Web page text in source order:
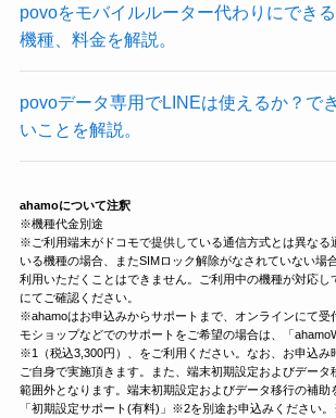
povoをモバイルルーター代わりにでき
機種、料金を解説。
povoデータ専用でLINEは使えるか？で
いことを解説。
ahamoについて注釈
※機種代金別途
※ご利用端末がドコモで提供している通信方式とは異なる
いる機種の場合、またSIMロック解除がなされていない場
利用いただくことはできません。ご利用中の機種が対応し
にてご確認ください。
※ahamoはお申込みからサポートまで、オンラインにて受
モショップなどでのサポートをご希望の場合は、「
※1（税込3,300円）、をご利用ください。なお、お申込み
ご自身で実施頂きます。また、端末初期設定およびデータ
範囲外となります。端末初期設定およびデータ移行の補助
「初期設定サポート(有料)」※2を別途お申込みください